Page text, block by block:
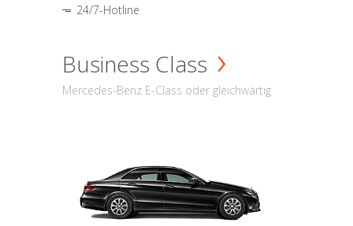
24/7-Hotline
Business Class
Mercedes-Benz E-Class oder gleichwärtig